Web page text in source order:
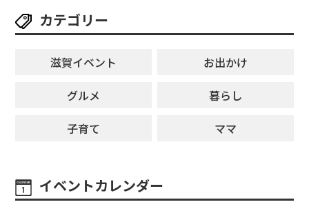
カテゴリー
滋賀イベント
お出かけ
グルメ
暮らし
子育て
ママ
イベントカレンダー